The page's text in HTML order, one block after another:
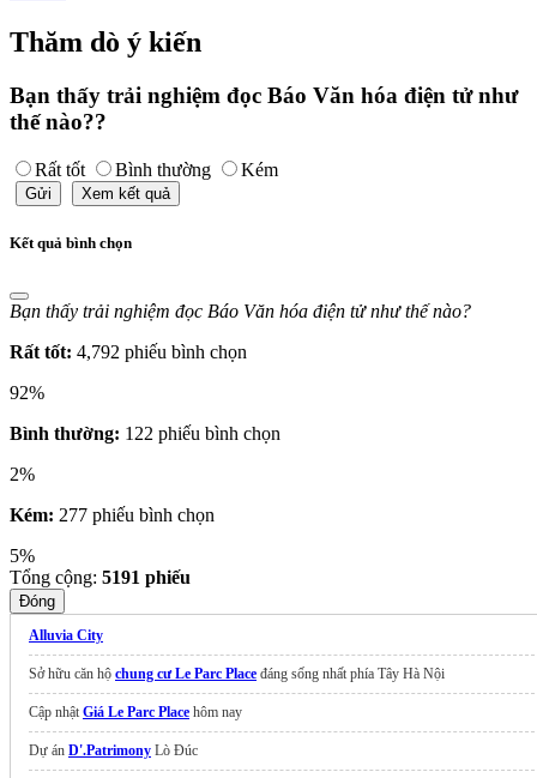
Thăm dò ý kiến
Bạn thấy trải nghiệm đọc Báo Văn hóa điện tử như
thế nào??
Rất tốt Bình thường Kém
Gửi Xem kết quả
Kết quả bình chọn
Bạn thấy trải nghiệm đọc Báo Văn hóa điện tử như thế nào?
Rất tốt: 4,792 phiếu bình chọn
92%
Bình thường: 122 phiếu bình chọn
2%
Kém: 277 phiếu bình chọn
5%
Tổng cộng: 5191 phiếu
Đóng
Alluvia City
Sở hữu căn hộ chung cư Le Parc Place đáng sống nhất phía Tây Hà Nội
Cập nhật Giá Le Parc Place hôm nay
Dự án D'.Patrimony Lò Đúc